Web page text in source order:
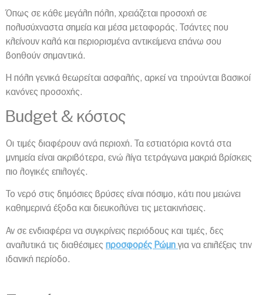
Όπως σε κάθε μεγάλη πόλη, χρειάζεται προσοχή σε
πολυσύχναστα σημεία και μέσα μεταφοράς. Τσάντες που
κλείνουν καλά και περιορισμένα αντικείμενα επάνω σου
βοηθούν σημαντικά.
Η πόλη γενικά θεωρείται ασφαλής, αρκεί να τηρούνται βασικοί
κανόνες προσοχής.
Budget & κόστος
Οι τιμές διαφέρουν ανά περιοχή. Τα εστιατόρια κοντά στα
μνημεία είναι ακριβότερα, ενώ λίγα τετράγωνα μακριά βρίσκεις
πιο λογικές επιλογές.
Το νερό στις δημόσιες βρύσες είναι πόσιμο, κάτι που μειώνει
καθημερινά έξοδα και διευκολύνει τις μετακινήσεις.
Αν σε ενδιαφέρει να συγκρίνεις περιόδους και τιμές, δες
αναλυτικά τις διαθέσιμες προσφορές Ρώμη για να επιλέξεις την
ιδανική περίοδο.